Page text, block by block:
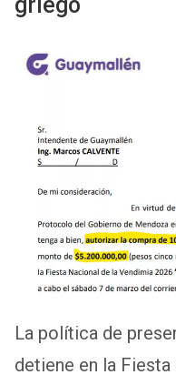
La política de
detiene en la